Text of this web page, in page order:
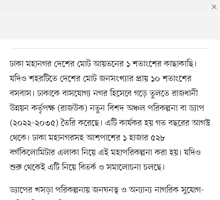
ঢাকা মহানগর দেশের মোট আয়তনের ১ শতাংশের কাছাকাছি।
যদিও শহরটিতে দেশের মোট জনসংখ্যার প্রায় ১০ শতাংশের
বসবাস। ঢাকাকে বাসযোগ্য নগর হিসেবে গড়ে তুলতে রাজধানী
উন্নয়ন কর্তৃপক্ষ (রাজউক) নতুন বিশদ অঞ্চল পরিকল্পনা বা ড্যাপ
(২০২২-২০৩৫) তৈরি করেছে। এটি কার্যকর হয় গত বছরের আগস্ট
থেকে। ঢাকা মহানগরসহ আশপাশের ১ হাজার ৫২৮
বর্গকিলোমিটার এলাকা নিয়ে এই মহাপরিকল্পনা করা হয়। যদিও
শুরু থেকেই এটি নিয়ে বিতর্ক ও সমালোচনা চলছে।
ড্যাপের খসড়া পরিকল্পনায় জনঘনত্ব ও অন্যান্য নাগরিক সুযোগ-